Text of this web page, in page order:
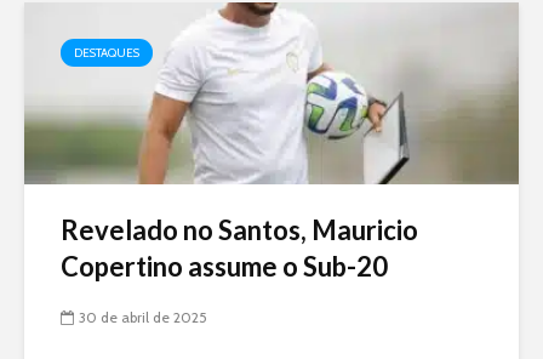
DESTAQUES
Revelado no Santos, Mauricio
Copertino assume o Sub-20
30 de abril de 2025